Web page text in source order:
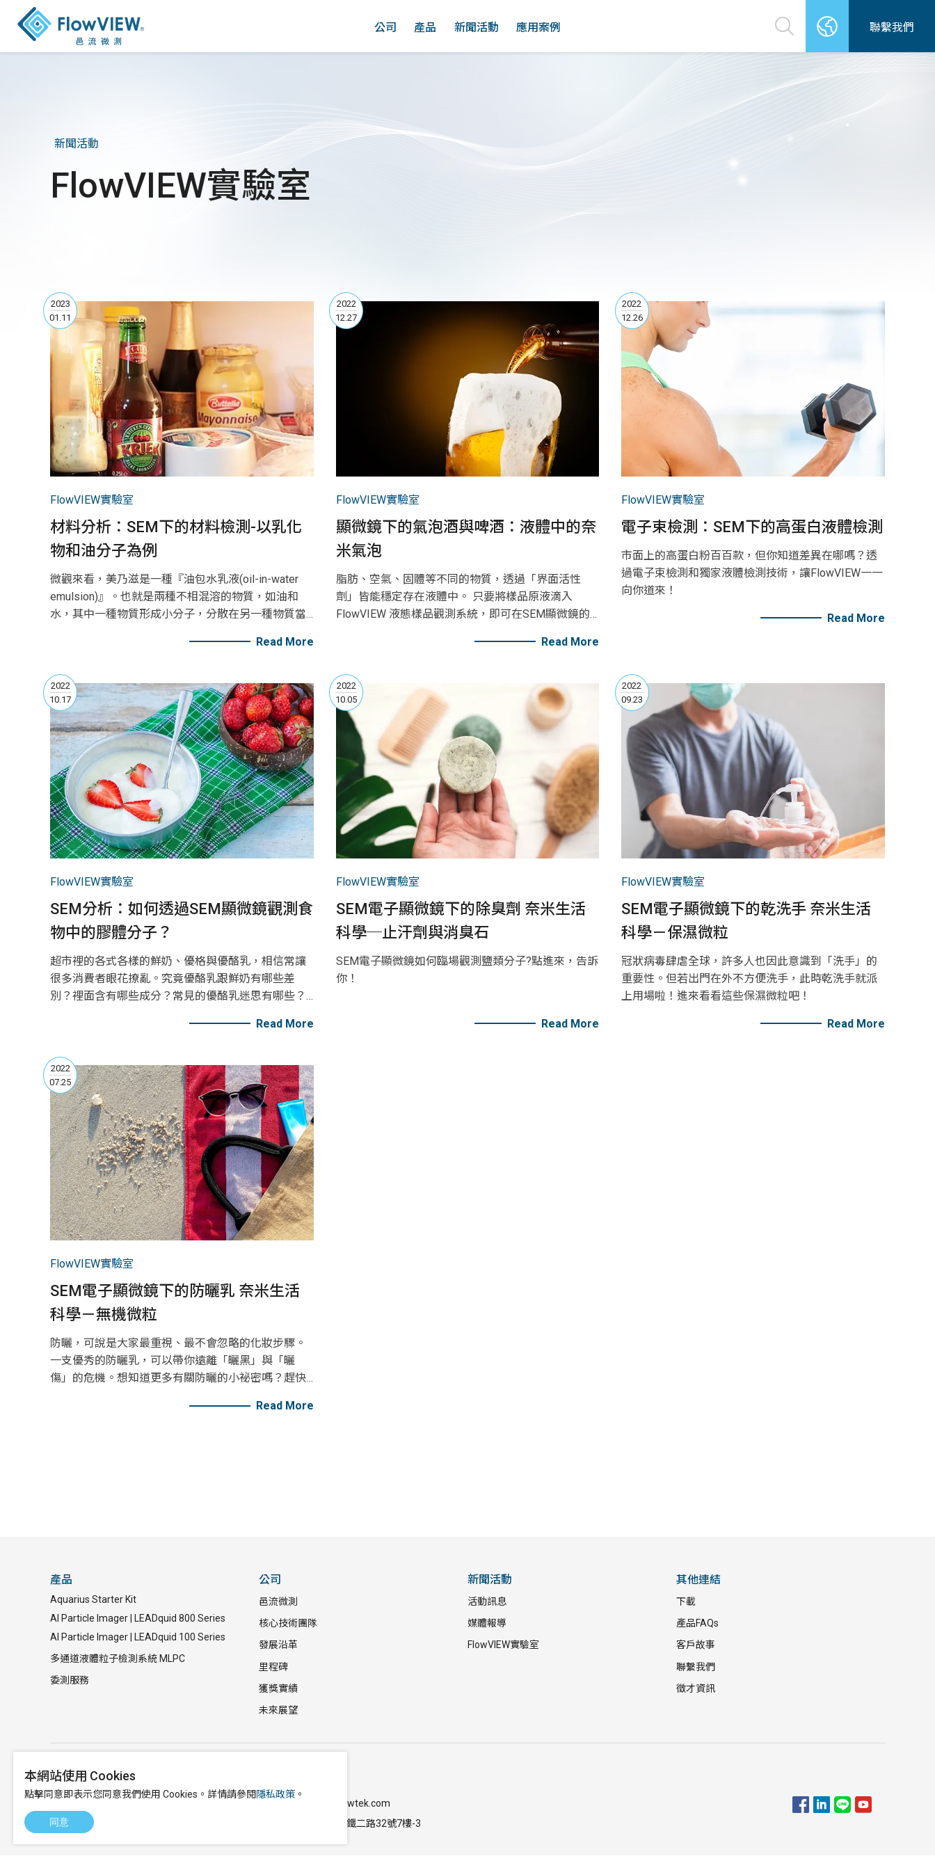
公司 產品 新聞活動 應用案例 聯繫我們
新聞活動
FlowVIEW實驗室
2023
01.11
FlowVIEW實驗室
材料分析：SEM下的材料檢測-以乳化
物和油分子為例
微觀來看，美乃滋是一種『油包水乳液(oil-in-water
emulsion)』。也就是兩種不相混溶的物質，如油和
水，其中一種物質形成小分子，分散在另一種物質當
Read More
2022
12.27
FlowVIEW實驗室
顯微鏡下的氣泡酒與啤酒：液體中的奈
米氣泡
脂肪、空氣、固體等不同的物質，透過「界面活性
劑」皆能穩定存在液體中。 只要將樣品原液滴入
FlowVIEW 液態樣品觀測系統，即可在SEM顯微鏡的
Read More
2022
12.26
FlowVIEW實驗室
電子束檢測：SEM下的高蛋白液體檢測
市面上的高蛋白粉百百款，但你知道差異在哪嗎？透
過電子束檢測和獨家液體檢測技術，讓FlowVIEW一一
向你道來！
Read More
2022
10.17
FlowVIEW實驗室
SEM分析：如何透過SEM顯微鏡觀測食
物中的膠體分子？
超市裡的各式各樣的鮮奶、優格與優酪乳，相信常讓
很多消費者眼花撩亂。究竟優酪乳跟鮮奶有哪些差
別？裡面含有哪些成分？常見的優酪乳迷思有哪些？
Read More
2022
10.05
FlowVIEW實驗室
SEM電子顯微鏡下的除臭劑 奈米生活
科學─止汗劑與消臭石
SEM電子顯微鏡如何臨場觀測鹽類分子?點進來，告訴
你！
Read More
2022
09.23
FlowVIEW實驗室
SEM電子顯微鏡下的乾洗手 奈米生活
科學－保濕微粒
冠狀病毒肆虐全球，許多人也因此意識到「洗手」的
重要性。但若出門在外不方便洗手，此時乾洗手就派
上用場啦！進來看看這些保濕微粒吧！
Read More
2022
07.25
FlowVIEW實驗室
SEM電子顯微鏡下的防曬乳 奈米生活
科學－無機微粒
防曬，可說是大家最重視、最不會忽略的化妝步驟。
一支優秀的防曬乳，可以帶你遠離「曬黑」與「曬
傷」的危機。想知道更多有關防曬的小祕密嗎？趕快
Read More
產品
Aquarius Starter Kit
AI Particle Imager | LEADquid 800 Series
AI Particle Imager | LEADquid 100 Series
多通道液體粒子檢測系統 MLPC
委測服務
公司
邑流微測
核心技術團隊
發展沿革
里程碑
獲獎實績
未來展望
新聞活動
活動訊息
媒體報導
FlowVIEW實驗室
其他連結
下載
產品FAQs
客戶故事
聯繫我們
徵才資訊
marketing@flowviewtek.com
302新竹縣竹北市高鐵二路32號7樓-3
本網站使用 Cookies
點擊同意即表示您同意我們使用 Cookies。詳情請參閱 隱私政策 。
同意